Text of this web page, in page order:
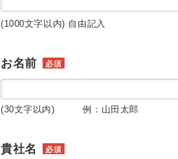
(1000文字以内) 自由記入
お名前 必須
(30文字以内) 例：山田太郎
貴社名 必須